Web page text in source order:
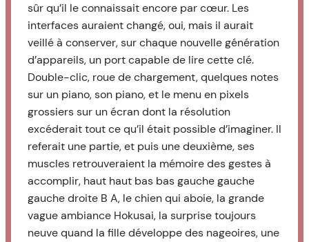
sûr qu’il le connaissait encore par cœur. Les
interfaces auraient changé, oui, mais il aurait
veillé à conserver, sur chaque nouvelle génération
d’appareils, un port capable de lire cette clé.
Double-clic, roue de chargement, quelques notes
sur un piano, son piano, et le menu en pixels
grossiers sur un écran dont la résolution
excéderait tout ce qu’il était possible d’imaginer. Il
referait une partie, et puis une deuxième, ses
muscles retrouveraient la mémoire des gestes à
accomplir, haut haut bas bas gauche gauche
gauche droite B A, le chien qui aboie, la grande
vague ambiance Hokusai, la surprise toujours
neuve quand la fille développe des nageoires, une